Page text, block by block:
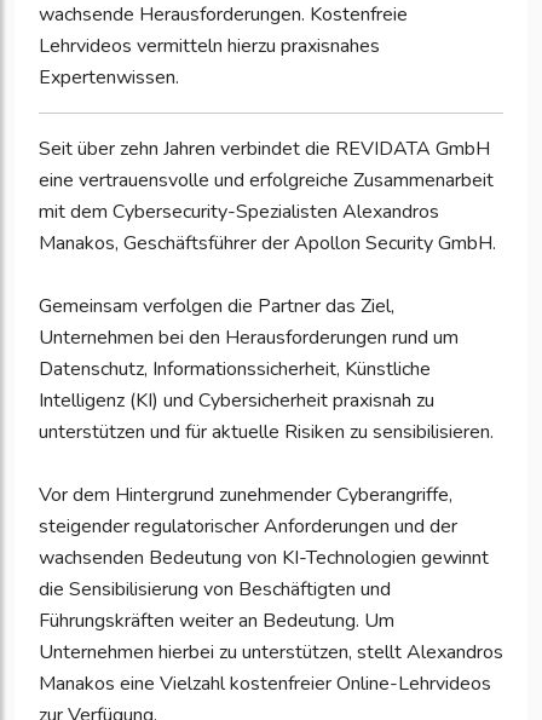
wachsende Herausforderungen. Kostenfreie
Lehrvideos vermitteln hierzu praxisnahes
Expertenwissen.
Seit über zehn Jahren verbindet die REVIDATA GmbH
eine vertrauensvolle und erfolgreiche Zusammenarbeit
mit dem Cybersecurity-Spezialisten Alexandros
Manakos, Geschäftsführer der Apollon Security GmbH.
Gemeinsam verfolgen die Partner das Ziel,
Unternehmen bei den Herausforderungen rund um
Datenschutz, Informationssicherheit, Künstliche
Intelligenz (KI) und Cybersicherheit praxisnah zu
unterstützen und für aktuelle Risiken zu sensibilisieren.
Vor dem Hintergrund zunehmender Cyberangriffe,
steigender regulatorischer Anforderungen und der
wachsenden Bedeutung von KI-Technologien gewinnt
die Sensibilisierung von Beschäftigten und
Führungskräften weiter an Bedeutung. Um
Unternehmen hierbei zu unterstützen, stellt Alexandros
Manakos eine Vielzahl kostenfreier Online-Lehrvideos